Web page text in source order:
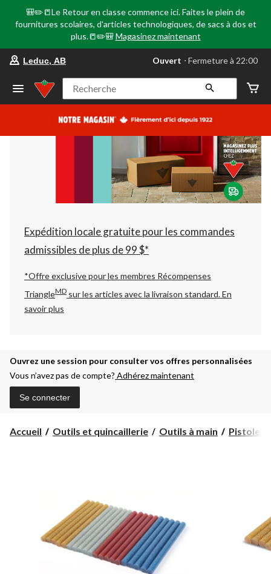
🎒✏️📒Le Retour en classe commence ici. Faites le plein de
fournitures scolaires, d'articles technologiques, de sacs à dos et
plus.📒✏️🎒 Magasinez maintenant
votre
préféré
Leduc,
AB,
courament
Fermeture
à
22:00
cliquer
pour
changer
Leduc, AB Ouvert ⋅ Fermeture à 22:00
Recherche
Expédition locale gratuite pour les commandes
admissibles de plus de 99 $*
*Offre exclusive pour les membres Récompenses
TriangleMD sur les articles avec la livraison standard.En
savoir plus
Ouvrez une session pour consulter vos offres personnalisées
Vous n’avez pas de compte? Adhérez maintenant
Se connecter
Accueil Outils et quincaillerie Outils à main Pistolets